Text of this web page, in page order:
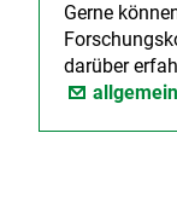
Maier, M.
Observer
Testing
on
Exploration,
Gerne
darüber